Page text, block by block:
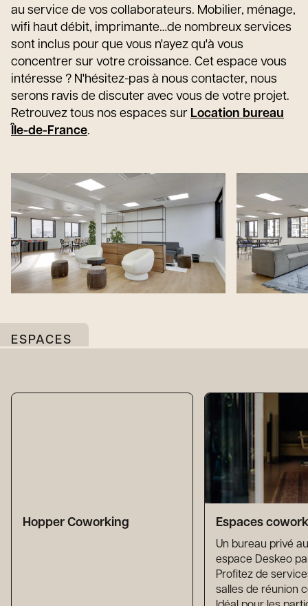
au service de vos collaborateurs. Mobilier, ménage,
wifi haut débit, imprimante…de nombreux services
sont inclus pour que vous n'ayez qu'à vous
concentrer sur votre croissance. Cet espace vous
intéresse ? N'hésitez-pas à nous contacter, nous
serons ravis de discuter avec vous de votre projet.
Retrouvez tous nos espaces sur Location bureau
Île-de-France.
ESPACES
Hopper Coworking Espaces
Un bureau privé
espace Deskeo
Profitez de
salles de réunion